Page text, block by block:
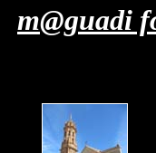
m@guadi